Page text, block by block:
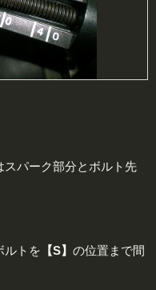
スパーク部分とボルト先
ルトを 【S】 の位置まで間